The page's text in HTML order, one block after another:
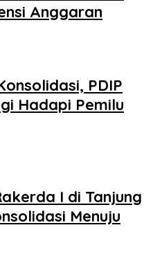
Anggaran
PDIP
Hadapi Pemilu
I di Tanjung
Menuju